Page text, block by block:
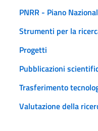
PNRR - Piano
Strumenti per la
Progetti
Pubblicazioni
Trasferimento
Valutazione della